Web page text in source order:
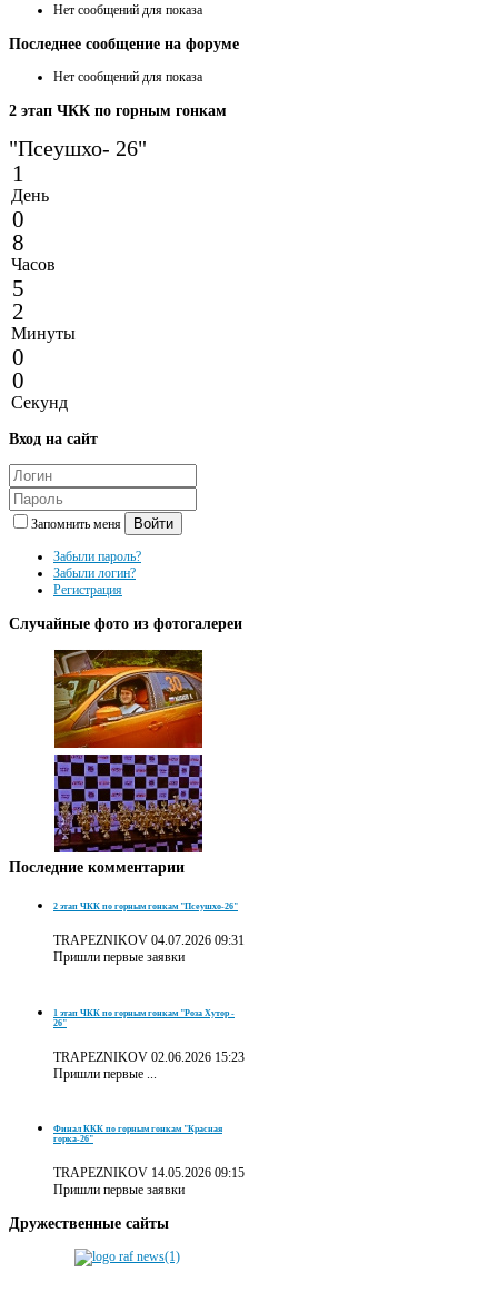
Нет сообщений для показа
Последнее сообщение на форуме
Нет сообщений для показа
2 этап ЧКК по горным гонкам
"Псеушхо- 26"
1
День
0
8
Часов
5
2
Минуты
0
0
Секунд
Вход на сайт
Запомнить меня Войти
Забыли пароль?
Забыли логин?
Регистрация
Случайные фото из фотогалереи
Последние комментарии
2 этап ЧКК по горным гонкам "Псеушхо-26"
TRAPEZNIKOV 04.07.2026 09:31
Пришли первые заявки
1 этап ЧКК по горным гонкам "Роза Хутор -
26"
TRAPEZNIKOV 02.06.2026 15:23
Пришли первые ...
Финал ККК по горным гонкам "Красная
горка-26"
TRAPEZNIKOV 14.05.2026 09:15
Пришли первые заявки
Дружественные сайты